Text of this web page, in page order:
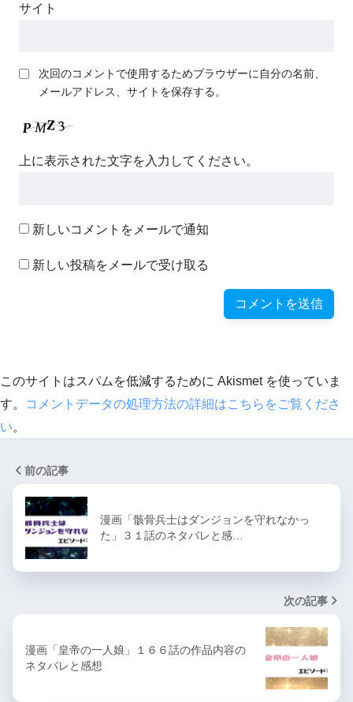
サイト
次回のコメントで使用するためブラウザーに自分の名前、
メールアドレス、サイトを保存する。
上に表示された文字を入力してください。
新しいコメントをメールで通知
新しい投稿をメールで受け取る
このサイトはスパムを低減するために Akismet を使っていま
す。
コメントデータの処理方法の詳細はこちらをご覧くださ
い。
前の記事
漫画「骸骨兵士はダンジョンを守れなかっ
た」３１話のネタバレと感…
次の記事
漫画「皇帝の一人娘」１６６話の作品内容の
ネタバレと感想